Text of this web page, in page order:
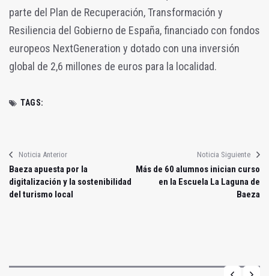
parte del Plan de Recuperación, Transformación y
Resiliencia del Gobierno de España, financiado con fondos
europeos NextGeneration y dotado con una inversión
global de 2,6 millones de euros para la localidad.
TAGS:
Noticia Anterior
Baeza apuesta por la
digitalización y la sostenibilidad
del turismo local
Noticia Siguiente
Más de 60 alumnos inician curso
en la Escuela La Laguna de
Baeza